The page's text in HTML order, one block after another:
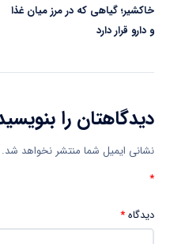
خاکشیر؛ گیاهی که در مرز میان غذا
و دارو قرار دارد
دیدگاهتان را
نشانی ایمیل شما منتشر نخواهد شد.
*
دیدگاه*